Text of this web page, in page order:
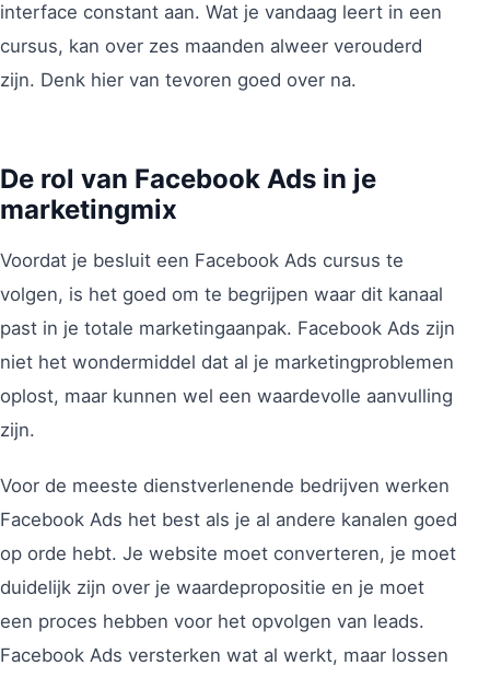
interface constant aan. Wat je vandaag leert in een
cursus, kan over zes maanden alweer verouderd
zijn. Denk hier van tevoren goed over na.
De rol van Facebook Ads in je
marketingmix
Voordat je besluit een Facebook Ads cursus te
volgen, is het goed om te begrijpen waar dit kanaal
past in je totale marketingaanpak. Facebook Ads zijn
niet het wondermiddel dat al je marketingproblemen
oplost, maar kunnen wel een waardevolle aanvulling
zijn.
Voor de meeste dienstverlenende bedrijven werken
Facebook Ads het best als je al andere kanalen goed
op orde hebt. Je website moet converteren, je moet
duidelijk zijn over je waardepropositie en je moet
een proces hebben voor het opvolgen van leads.
Facebook Ads versterken wat al werkt, maar lossen